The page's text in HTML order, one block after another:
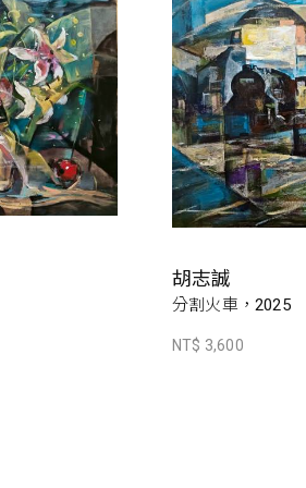
胡志誠
分割火車，2025
NT$ 3,600